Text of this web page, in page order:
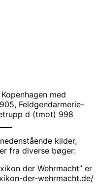
med
Feldgendarmerie-
d (tmot) 998
kilder,
fra diverse bøger:
der Wehrmacht” er
der-wehrmacht.de/